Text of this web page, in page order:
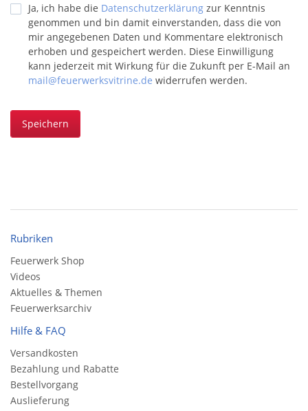
Ja, ich habe die Datenschutzerklärung zur Kenntnis
genommen und bin damit einverstanden, dass die von
mir angegebenen Daten und Kommentare elektronisch
erhoben und gespeichert werden. Diese Einwilligung
kann jederzeit mit Wirkung für die Zukunft per E-Mail an
mail@feuerwerksvitrine.de widerrufen werden.
Speichern
Rubriken
Feuerwerk Shop
Videos
Aktuelles & Themen
Feuerwerksarchiv
Hilfe & FAQ
Versandkosten
Bezahlung und Rabatte
Bestellvorgang
Auslieferung